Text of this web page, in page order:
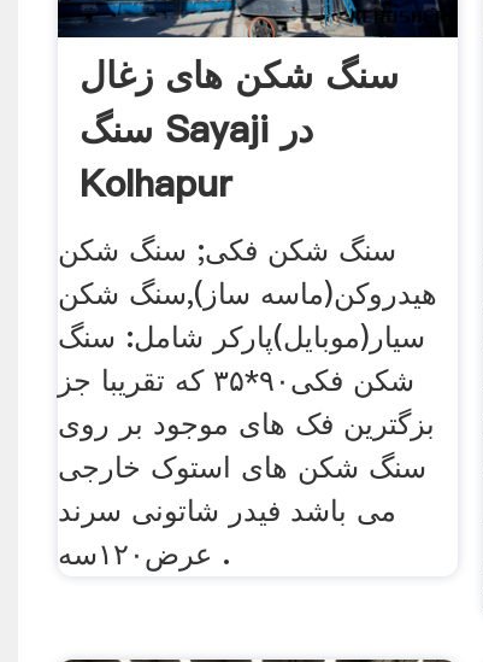
سنگ شکن های زغال
سنگ Sayaji در
Kolhapur
سنگ شکن فکی; سنگ شکن
هیدروکن(ماسه ساز),سنگ شکن
سیار(موبایل)پارکر شامل: سنگ
شکن فکی۹۰*۳۵ که تقریبا جز
بزگترین فک های موجود بر روی
سنگ شکن های استوک خارجی
می باشد فیدر شاتونی سرند
عرض۱۲۰سه .